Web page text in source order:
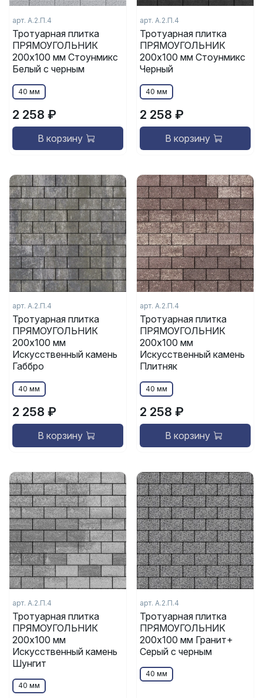
арт. А.2.П.4
Тротуарная плитка
ПРЯМОУГОЛЬНИК
200x100 мм Стоунмикс
Белый с черным
40 мм
2 258 ₽
В корзину
арт. А.2.П.4
Тротуарная плитка
ПРЯМОУГОЛЬНИК
200x100 мм Стоунмикс
Черный
40 мм
2 258 ₽
В корзину
арт. А.2.П.4
Тротуарная плитка
ПРЯМОУГОЛЬНИК
200x100 мм
Искусственный камень
Габбро
40 мм
2 258 ₽
В корзину
арт. А.2.П.4
Тротуарная плитка
ПРЯМОУГОЛЬНИК
200x100 мм
Искусственный камень
Плитняк
40 мм
2 258 ₽
В корзину
арт. А.2.П.4
Тротуарная плитка
ПРЯМОУГОЛЬНИК
200x100 мм
Искусственный камень
Шунгит
40 мм
арт. А.2.П.4
Тротуарная плитка
ПРЯМОУГОЛЬНИК
200x100 мм Гранит+
Серый с черным
40 мм